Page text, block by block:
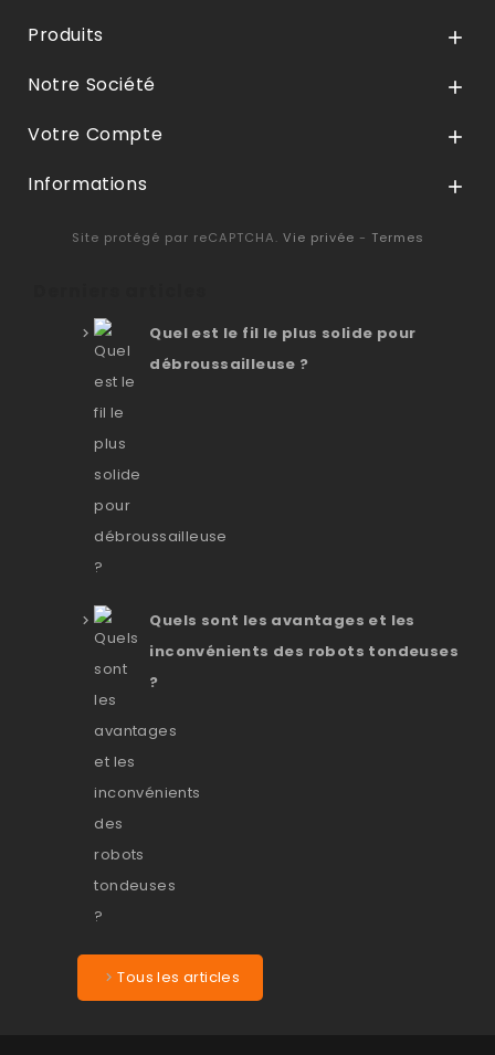
Produits 
Notre Société 
Votre Compte 
Informations 
Site protégé par reCAPTCHA. Vie privée - Termes
Quel est le fil le plus solide pour
débroussailleuse ?
Quels sont les avantages et les
inconvénients des robots tondeuses
?
Tous les articles